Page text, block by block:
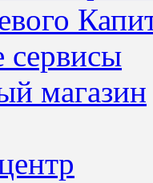
магазин